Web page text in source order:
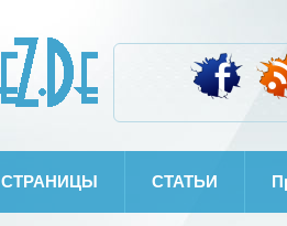
СТРАНИЦЫ СТАТЬИ